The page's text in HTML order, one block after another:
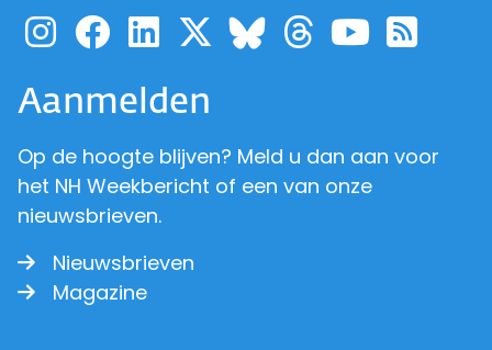
Ga naar de pagina van
Ga naar de pagina
Ga naar de
Ga naar de
Ga naar de
Ga naar
Ga
Aanmelden
Op de hoogte blijven? Meld u dan aan voor
het NH Weekbericht of een van onze
nieuwsbrieven.
Nieuwsbrieven
Magazine